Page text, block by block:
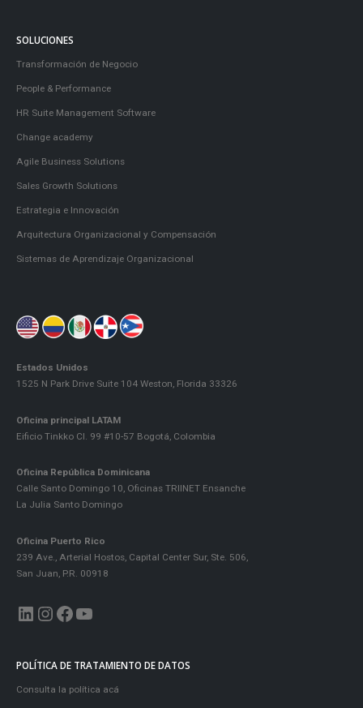
SOLUCIONES
Transformación de Negocio
People & Performance
HR Suite Management Software
Change academy
Agile Business Solutions
Sales Growth Solutions
Estrategia e Innovación
Arquitectura Organizacional y Compensación
Sistemas de Aprendizaje Organizacional
Estados Unidos
1525 N Park Drive Suite 104 Weston, Florida 33326
Oficina principal LATAM
Eificio Tinkko Cl. 99 #10-57 Bogotá, Colombia
Oficina República Dominicana
Calle Santo Domingo 10, Oficinas TRIINET Ensanche
La Julia Santo Domingo
Oficina Puerto Rico
239 Ave., Arterial Hostos, Capital Center Sur, Ste. 506,
San Juan, P.R. 00918
LinkedIn InstagramFacebook YouTube
POLÍTICA DE TRATAMIENTO DE DATOS
Consulta la política acá